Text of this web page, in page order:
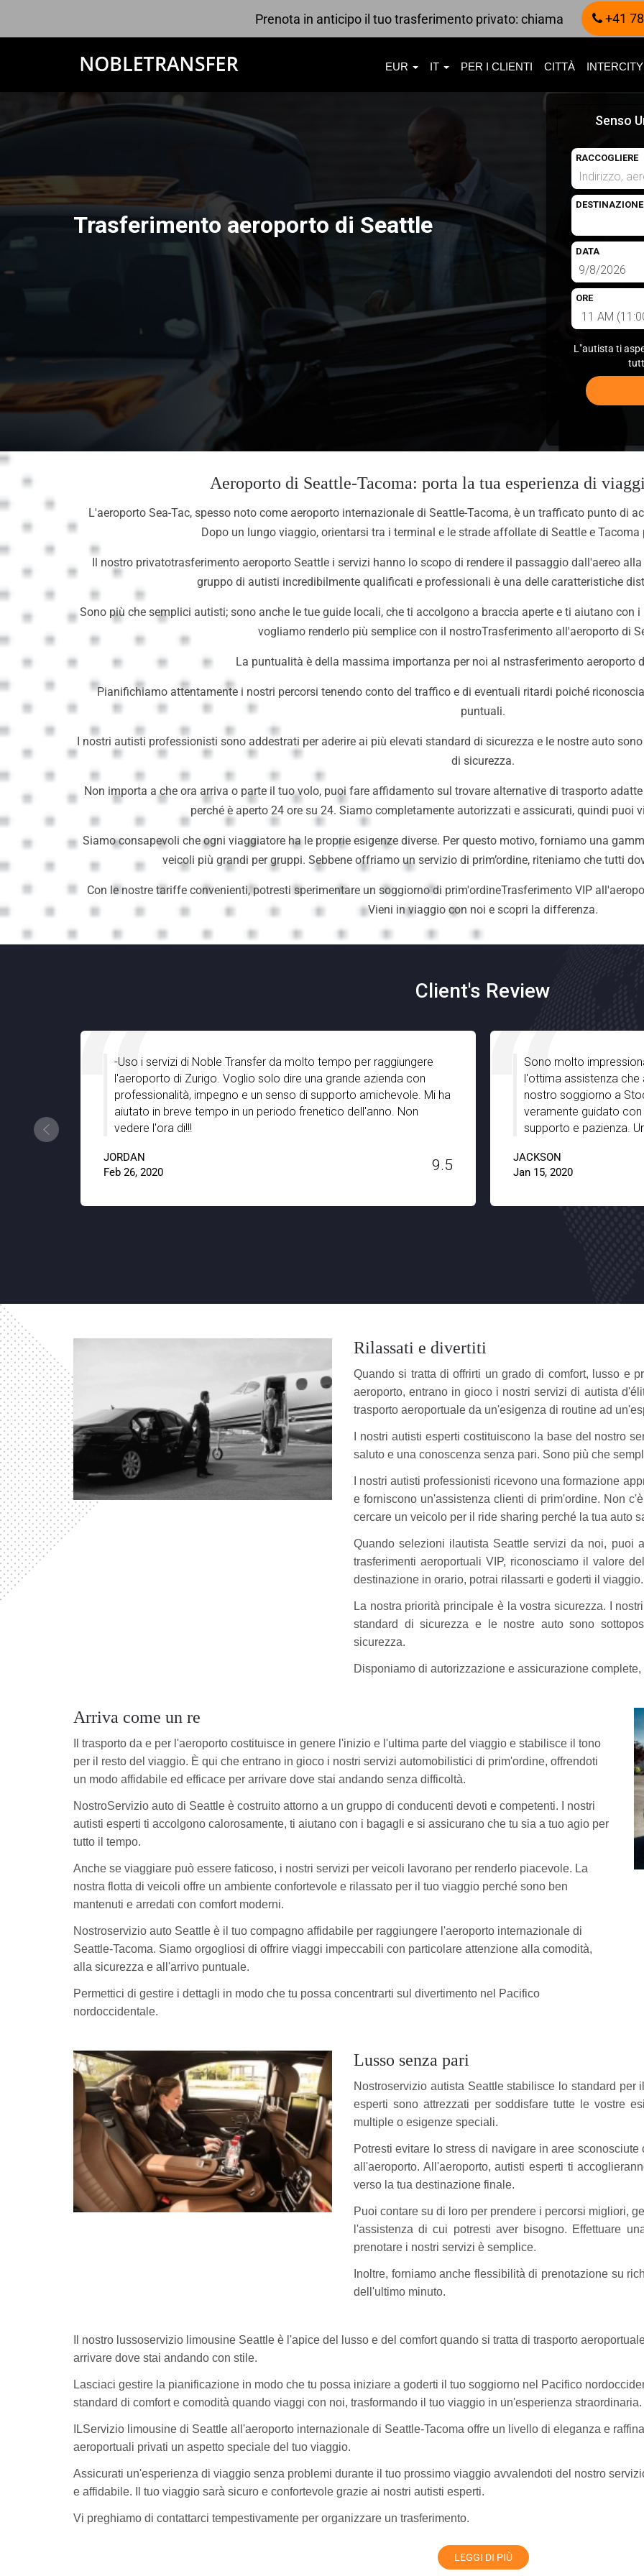
Prenota in anticipo il tuo trasferimento privato: chiama +41
EUR IT PER I CLIENTI CITTÀ
Trasferimento aeroporto di Seattle
Senso
RACCOGLIERE
DESTINAZIONE
DATA
ORE
L"autista ti
Aeroporto di Seattle-Tacoma: porta la tua esperienza di
L'aeroporto Sea-Tac, spesso noto come aeroporto internazionale di Seattle-Tacoma, è un trafficato punto di
Dopo un lungo viaggio, orientarsi tra i terminal e le strade affollate di Seattle e Tacoma
Il nostro privatotrasferimento aeroporto Seattle i servizi hanno lo scopo di rendere il passaggio dall'aereo
gruppo di autisti incredibilmente qualificati e professionali è una delle caratteristiche
Sono più che semplici autisti; sono anche le tue guide locali, che ti accolgono a braccia aperte e ti aiutano con
vogliamo renderlo più semplice con il nostroTrasferimento all'aeroporto di
La puntualità è della massima importanza per noi al nstrasferimento aeroporto
Pianifichiamo attentamente i nostri percorsi tenendo conto del traffico e di eventuali ritardi poiché
puntuali.
I nostri autisti professionisti sono addestrati per aderire ai più elevati standard di sicurezza e le nostre auto
di sicurezza.
Non importa a che ora arriva o parte il tuo volo, puoi fare affidamento sul trovare alternative di trasporto
perché è aperto 24 ore su 24. Siamo completamente autorizzati e assicurati, quindi puoi
Siamo consapevoli che ogni viaggiatore ha le proprie esigenze diverse. Per questo motivo, forniamo una
veicoli più grandi per gruppi. Sebbene offriamo un servizio di prim’ordine, riteniamo che tutti
Con le nostre tariffe convenienti, potresti sperimentare un soggiorno di prim'ordineTrasferimento VIP
Vieni in viaggio con noi e scopri la differenza.
Client's Review
-Uso i servizi di Noble Transfer da molto tempo per raggiungere
l'aeroporto di Zurigo. Voglio solo dire una grande azienda con
professionalità, impegno e un senso di supporto amichevole. Mi ha
aiutato in breve tempo in un periodo frenetico dell'anno. Non
vedere l'ora di!!!
Feb 26, 2020
Sono molto impressionato da
l'ottima assistenza che
nostro soggiorno a Stoccarda.
veramente guidato con le
supporto e pazienza. Un
JACKSON
Jan 15, 2020
Rilassati e divertiti
Quando si tratta di offrirti un grado di comfort, lusso e
aeroporto, entrano in gioco i nostri servizi di autista
trasporto aeroportuale da un'esigenza di routine ad
I nostri autisti esperti costituiscono la base del nostro
saluto e una conoscenza senza pari. Sono più che
I nostri autisti professionisti ricevono una formazione
e forniscono un'assistenza clienti di prim'ordine. Non
cercare un veicolo per il ride sharing perché la tua auto
Quando selezioni ilautista Seattle servizi da noi, puoi
trasferimenti aeroportuali VIP, riconosciamo il valore
destinazione in orario, potrai rilassarti e goderti il ​​viaggio.
La nostra priorità principale è la vostra sicurezza. I
standard di sicurezza e le nostre auto sono
sicurezza.
Disponiamo di autorizzazione e assicurazione
Arriva come un re
Il trasporto da e per l'aeroporto costituisce in genere l'inizio e l'ultima parte del viaggio e stabilisce il tono
per il resto del viaggio. È qui che entrano in gioco i nostri servizi automobilistici di prim'ordine, offrendoti
un modo affidabile ed efficace per arrivare dove stai andando senza difficoltà.
NostroServizio auto di Seattle è costruito attorno a un gruppo di conducenti devoti e competenti. I nostri
autisti esperti ti accolgono calorosamente, ti aiutano con i bagagli e si assicurano che tu sia a tuo agio per
tutto il tempo.
Anche se viaggiare può essere faticoso, i nostri servizi per veicoli lavorano per renderlo piacevole. La
nostra flotta di veicoli offre un ambiente confortevole e rilassato per il tuo viaggio perché sono ben
mantenuti e arredati con comfort moderni.
Nostroservizio auto Seattle è il tuo compagno affidabile per raggiungere l'aeroporto internazionale di
Seattle-Tacoma. Siamo orgogliosi di offrire viaggi impeccabili con particolare attenzione alla comodità,
alla sicurezza e all'arrivo puntuale.
Permettici di gestire i dettagli in modo che tu possa concentrarti sul divertimento nel Pacifico
nordoccidentale.
Lusso senza pari
Nostroservizio autista Seattle stabilisce lo standard per
esperti sono attrezzati per soddisfare tutte le vostre
multiple o esigenze speciali.
Potresti evitare lo stress di navigare in aree
all'aeroporto. All'aeroporto, autisti esperti ti
verso la tua destinazione finale.
Puoi contare su di loro per prendere i percorsi migliori,
l'assistenza di cui potresti aver bisogno. Effettuare
prenotare i nostri servizi è semplice.
Inoltre, forniamo anche flessibilità di prenotazione su
dell'ultimo minuto.
Il nostro lussoservizio limousine Seattle è l'apice del lusso e del comfort quando si tratta di trasporto
arrivare dove stai andando con stile.
Lasciaci gestire la pianificazione in modo che tu possa iniziare a goderti il ​​tuo soggiorno nel Pacifico
standard di comfort e comodità quando viaggi con noi, trasformando il tuo viaggio in un'esperienza straordinaria.
ILServizio limousine di Seattle all'aeroporto internazionale di Seattle-Tacoma offre un livello di eleganza e
aeroportuali privati ​​un aspetto speciale del tuo viaggio.
Assicurati un'esperienza di viaggio senza problemi durante il tuo prossimo viaggio avvalendoti del nostro
e affidabile. Il tuo viaggio sarà sicuro e confortevole grazie ai nostri autisti esperti.
Vi preghiamo di contattarci tempestivamente per organizzare un trasferimento.
LEGGI DI PIÙ